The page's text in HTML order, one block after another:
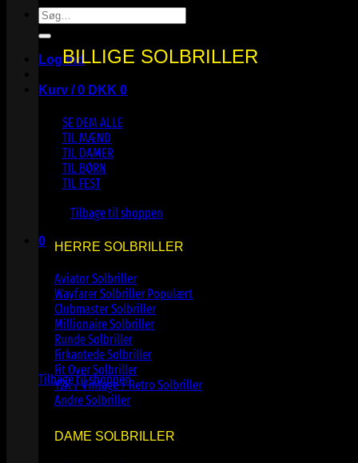
Søg
efter:
Log ind
Kurv /0 DKK 0
Ingen varer i kurven.
Tilbage til shoppen
0
Ingen varer i kurven.
Tilbage til shoppen
BILLIGE SOLBRILLER
SE DEM ALLE
TIL MÆND
TIL DAMER
TIL BØRN
TIL FEST
HERRE SOLBRILLER
Aviator Solbriller
Wayfarer Solbriller
Clubmaster Solbriller
Millionaire Solbriller
Runde Solbriller
Firkantede Solbriller
Fit Over Solbriller
Y2K / Vintage / Retro Solbriller
Andre Solbriller
DAME SOLBRILLER